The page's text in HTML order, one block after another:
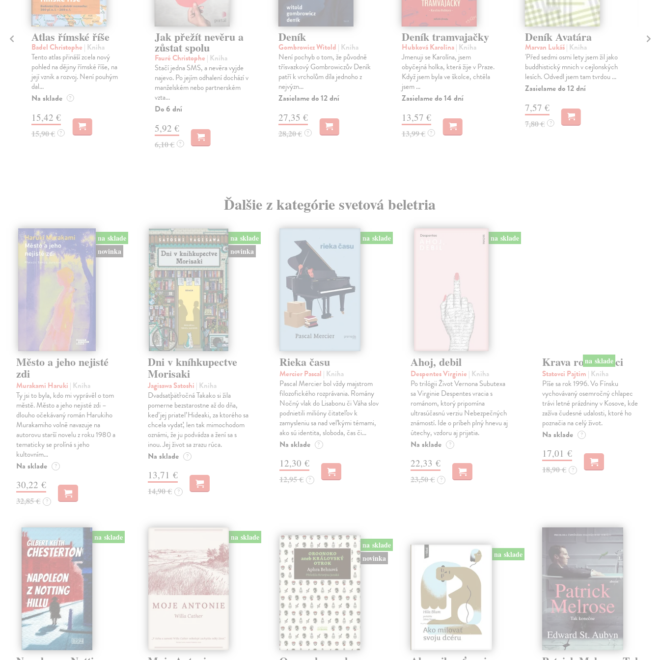
Atlas římské říše
Badel Christophe | Kniha
Tento atlas přináší zcela nový
pohled na dějiny římské říše, na
její vznik a rozvoj. Není pouhým
dal...
Na sklade ?
15,42 €
15,90 € ?
Jak přežít nevěru a
zůstat spolu
Fauré Christophe | Kniha
Stačí jedna SMS, a nevěra vyjde
najevo. Po jejím odhalení dochází v
manželském nebo partnerském
vzta...
Do 6 dní
5,92 €
6,10 € ?
Deník
Gombrowicz Witold | Kniha
Není pochyb o tom, že původně
třísvazkový Gombrowiczův Deník
patří k vrcholům díla jednoho z
nejvýzn...
Zasielame do 12 dní
27,35 €
28,20 € ?
Deník tramvajačky
Hubková Karolína| Kniha
Jmenuji se Karolína, jsem
obyčejná holka, která žije v Praze.
Když jsem byla ve školce, chtěla
jsem ...
Zasielame do 14 dní
13,57 €
13,99 € ?
Deník Avatára
Marvan Lukáš| Kniha
'Před sedmi osmi lety jsem žil jako
buddhistický mnich v cejlonských
lesích. Odvedl jsem tam tvrdou ...
Zasielame do 12 dní
7,57 €
7,80 € ?
Ďalšie z kategórie svetová beletria
na sklade
novinka
Město a jeho nejisté
zdi
Murakami Haruki | Kniha
Ty jsi to byla, kdo mi vyprávěl o tom
městě. Město a jeho nejisté zdi –
dlouho očekávaný román Harukiho
Murakamiho volně navazuje na
autorovu starší novelu z roku 1980 a
tematicky se prolíná s jeho
kultovním…
Na sklade ?
30,22 €
32,85 € ?
na sklade
novinka
Dni v kníhkupectve
Morisaki
Jagisawa Satoshi | Kniha
Dvadsaťpäťročná Takako si žila
pomerne bezstarostne až do dňa,
keď jej priateľ Hideaki, za ktorého sa
chcela vydať, len tak mimochodom
oznámi, že ju podvádza a žení sa s
inou. Jej život sa zrazu rúca.
Na sklade ?
13,71 €
14,90 € ?
na sklade
Rieka času
Mercier Pascal | Kniha
Pascal Mercier bol vždy majstrom
filozofického rozprávania. Romány
Nočný vlak do Lisabonu či Váha slov
podnietili milióny čitateľov k
zamysleniu sa nad veľkými témami,
ako sú identita, sloboda, čas či…
Na sklade ?
12,30 €
12,95 € ?
na sklade
Ahoj, debil
Despentes Virginie | Kniha
Po trilógii Život Vernona Subutexa
sa Virginie Despentes vracia s
románom, ktorý pripomína
ultrasúčasnú verziu Nebezpečných
známostí. Ide o príbeh plný hnevu aj
útechy, vzdoru aj prijatia.
Na sklade ?
22,33 €
23,50 € ?
Krava rodí v noci
Statovci Pajtim | Kniha
Píše sa rok 1996. Vo Fínsku
vychovávaný osemročný chlapec
trávi letné prázdniny v Kosove, kde
zažíva čudesné udalosti, ktoré ho
poznačia na celý život.
Na sklade ?
17,01 €
18,90 € ?
na sklade na sklade
na sklade
novinka
na sklade